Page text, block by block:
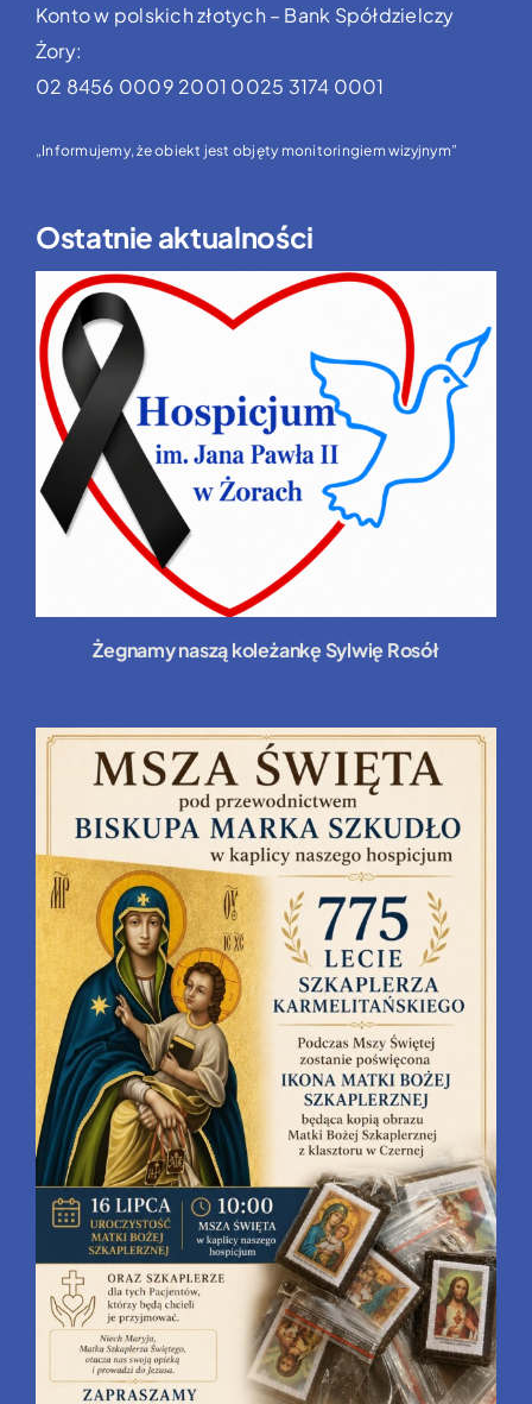
Konto w polskich złotych – Bank Spółdzielczy
Żory:
02 8456 0009 2001 0025 3174 0001
„Informujemy, że obiekt jest objęty monitoringiem wizyjnym”
Ostatnie aktualności
Żegnamy naszą koleżankę Sylwię Rosół